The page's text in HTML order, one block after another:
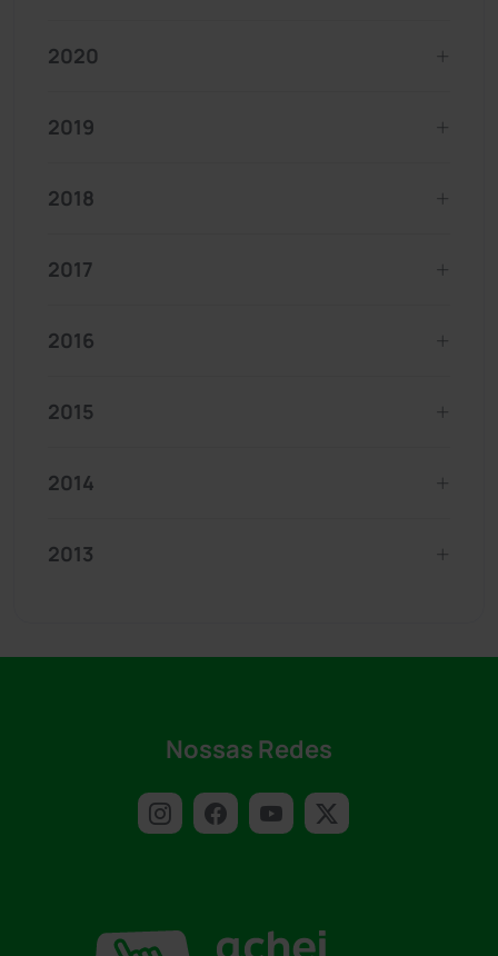
2020
2019
2018
2017
2016
2015
2014
2013
Nossas Redes